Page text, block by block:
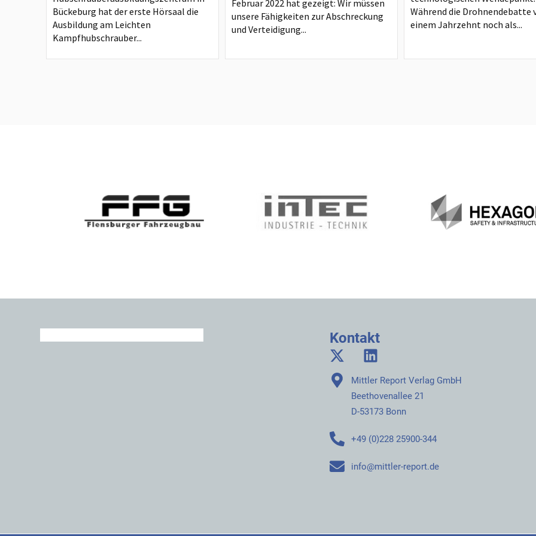
Bückeburg hat der erste Hörsaal die
Ausbildung am Leichten
Kampfhubschrauber...
Februar 2022 hat gezeigt: Wir müssen
unsere Fähigkeiten zur Abschreckung
und Verteidigung...
Während die Drohnendebatte
einem Jahrzehnt noch als...
Kontakt
Mittler Report Verlag GmbH
Beethovenallee 21
D-53173 Bonn
+49 (0)228 25900-344
info@mittler-report.de